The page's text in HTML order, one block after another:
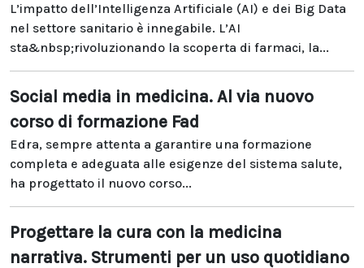
L’impatto dell’Intelligenza Artificiale (AI) e dei Big Data
nel settore sanitario è innegabile. L’AI
sta&nbsp;rivoluzionando la scoperta di farmaci, la...
Social media in medicina. Al via nuovo
corso di formazione Fad
Edra, sempre attenta a garantire una formazione
completa e adeguata alle esigenze del sistema salute,
ha progettato il nuovo corso...
Progettare la cura con la medicina
narrativa. Strumenti per un uso quotidiano